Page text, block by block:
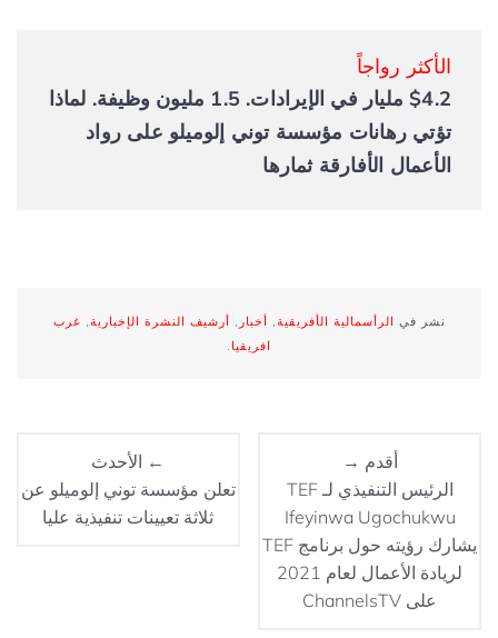
الأكثر رواجاً
$4.2 مليار في الإيرادات. 1.5 مليون وظيفة. لماذا
تؤتي رهانات مؤسسة توني إلوميلو على رواد
الأعمال الأفارقة ثمارها
نشر في الرأسمالية الأفريقية, أخبار , أرشيف النشرة الإخبارية, غرب
افريقيا .
← الأحدث
تعلن مؤسسة توني إلوميلو عن
ثلاثة تعيينات تنفيذية عليا
أقدم →
الرئيس التنفيذي لـ TEF
Ifeyinwa Ugochukwu
يشارك رؤيته حول برنامج TEF
لريادة الأعمال لعام 2021
على ChannelsTV